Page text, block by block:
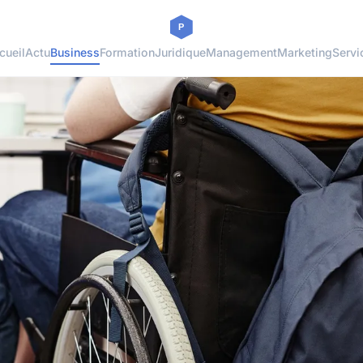
ActuBusinessFormationJuridiqueManagementMarketing